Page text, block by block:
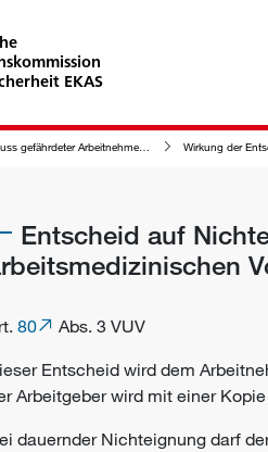
EKAS
Arbeitnehmer in der arbeitsmedizinischen Vorsorge Wirkung der Entscheide in
Entscheid auf
80
Abs. 3 VUV
Entscheid wird dem
Arbeitgeber wird mit einer
dauernder Nichteignung darf